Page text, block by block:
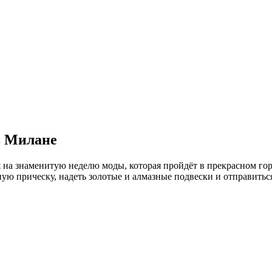
Милане
знаменитую неделю моды, которая пройдёт в прекрасном
прическу, надеть золотые и алмазные подвески и